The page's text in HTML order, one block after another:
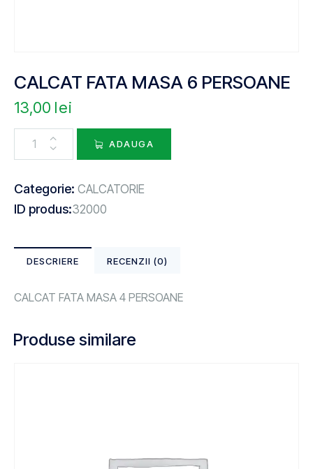
CALCAT FATA MASA 6 PERSOANE
13,00 lei
ADAUGA
Categorie: CALCATORIE
ID produs:32000
DESCRIERE RECENZII (0)
CALCAT FATA MASA 4 PERSOANE
Produse similare